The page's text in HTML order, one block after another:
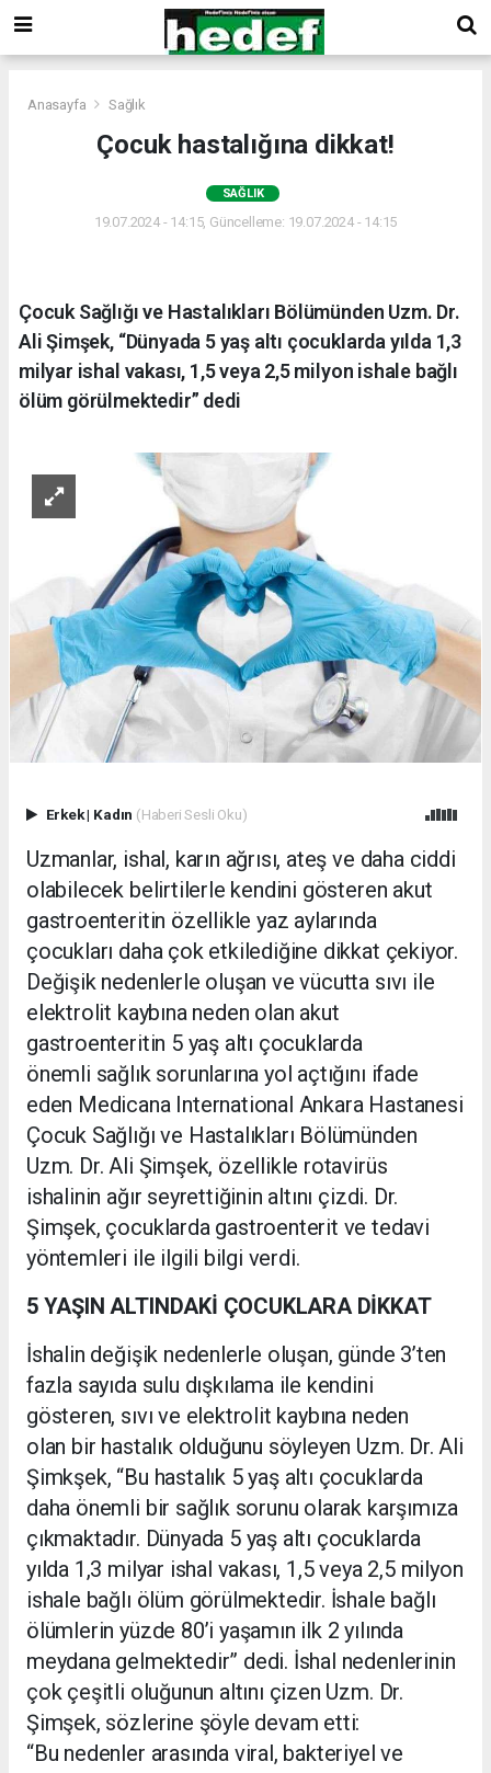
Anasayfa Sağlık
Çocuk hastalığına dikkat!
SAĞLIK
19.07.2024 - 14:15, Güncelleme: 19.07.2024 - 14:15
Çocuk Sağlığı ve Hastalıkları Bölümünden Uzm. Dr.
Ali Şimşek, “Dünyada 5 yaş altı çocuklarda yılda 1,3
milyar ishal vakası, 1,5 veya 2,5 milyon ishale bağlı
ölüm görülmektedir” dedi
Erkek| Kadın (Haberi Sesli Oku)
Uzmanlar, ishal, karın ağrısı, ateş ve daha ciddi
olabilecek belirtilerle kendini gösteren akut
gastroenteritin özellikle yaz aylarında
çocukları daha çok etkilediğine dikkat çekiyor.
Değişik nedenlerle oluşan ve vücutta sıvı ile
elektrolit kaybına neden olan akut
gastroenteritin 5 yaş altı çocuklarda
önemli sağlık sorunlarına yol açtığını ifade
eden Medicana International Ankara Hastanesi
Çocuk Sağlığı ve Hastalıkları Bölümünden
Uzm. Dr. Ali Şimşek, özellikle rotavirüs
ishalinin ağır seyrettiğinin altını çizdi. Dr.
Şimşek, çocuklarda gastroenterit ve tedavi
yöntemleri ile ilgili bilgi verdi.
5 YAŞIN ALTINDAKİ ÇOCUKLARA DİKKAT
İshalin değişik nedenlerle oluşan, günde 3’ten
fazla sayıda sulu dışkılama ile kendini
gösteren, sıvı ve elektrolit kaybına neden
olan bir hastalık olduğunu söyleyen Uzm. Dr. Ali
Şimkşek, “Bu hastalık 5 yaş altı çocuklarda
daha önemli bir sağlık sorunu olarak karşımıza
çıkmaktadır. Dünyada 5 yaş altı çocuklarda
yılda 1,3 milyar ishal vakası, 1,5 veya 2,5 milyon
ishale bağlı ölüm görülmektedir. İshale bağlı
ölümlerin yüzde 80’i yaşamın ilk 2 yılında
meydana gelmektedir” dedi. İshal nedenlerinin
çok çeşitli oluğunun altını çizen Uzm. Dr.
Şimşek, sözlerine şöyle devam etti:
“Bu nedenler arasında viral, bakteriyel ve